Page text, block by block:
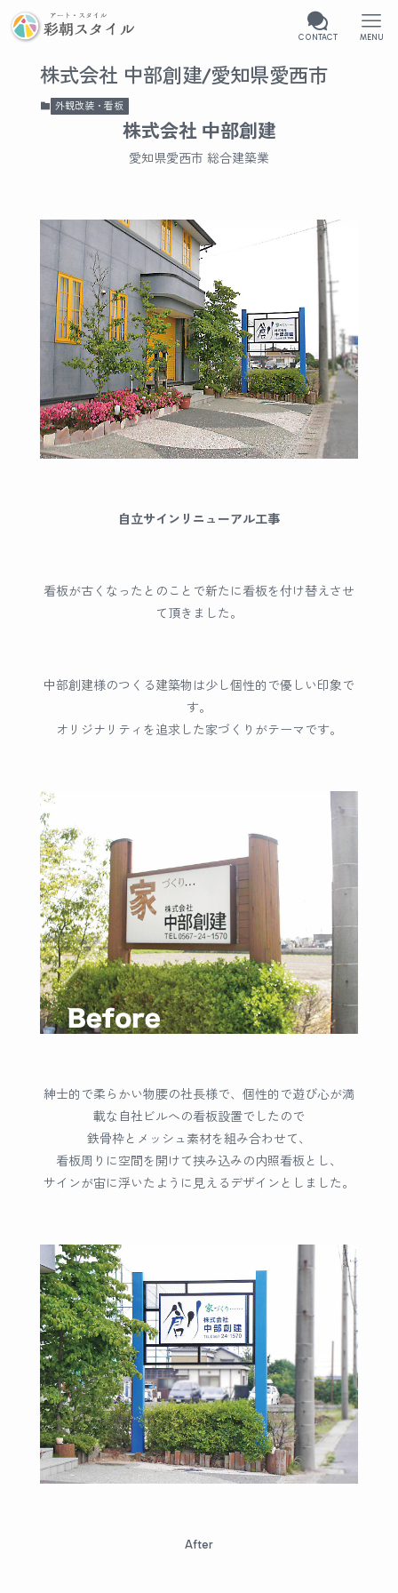
CONTACT MENU
株式会社 中部創建/愛知県愛西市
外観改装・看板
株式会社 中部創建
愛知県愛西市 総合建築業
自立サインリニューアル工事
看板が古くなったとのことで新たに看板を付け替えさせ
て頂きました。
中部創建様のつくる建築物は少し個性的で優しい印象で
す。
オリジナリティを追求した家づくりがテーマです。
紳士的で柔らかい物腰の社長様で、個性的で遊び心が満
載な自社ビルへの看板設置でしたので
鉄骨枠とメッシュ素材を組み合わせて、
看板周りに空間を開けて挟み込みの内照看板とし、
サインが宙に浮いたように見えるデザインとしました。
After